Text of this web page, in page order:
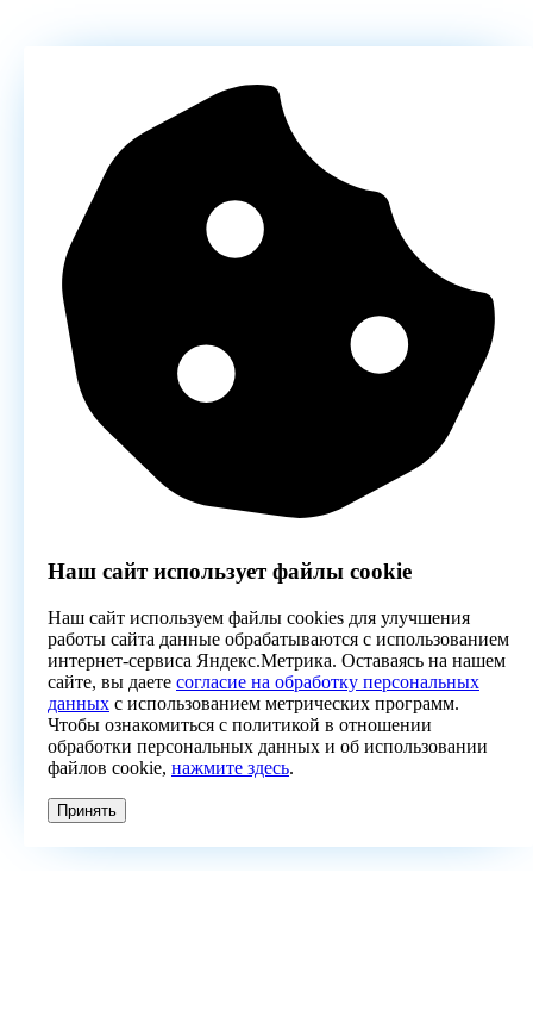
Наш сайт использует файлы cookie
Наш сайт используем файлы cookies для улучшения
работы сайта данные обрабатываются с использованием
интернет-сервиса Яндекс.Метрика. Оставаясь на нашем
сайте, вы даете согласие на обработку персональных
данных с использованием метрических программ.
Чтобы ознакомиться с политикой в отношении
обработки персональных данных и об использовании
файлов cookie, нажмите здесь.
Принять